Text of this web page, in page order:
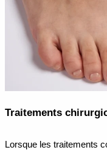
Traitements
Lorsque les traitements